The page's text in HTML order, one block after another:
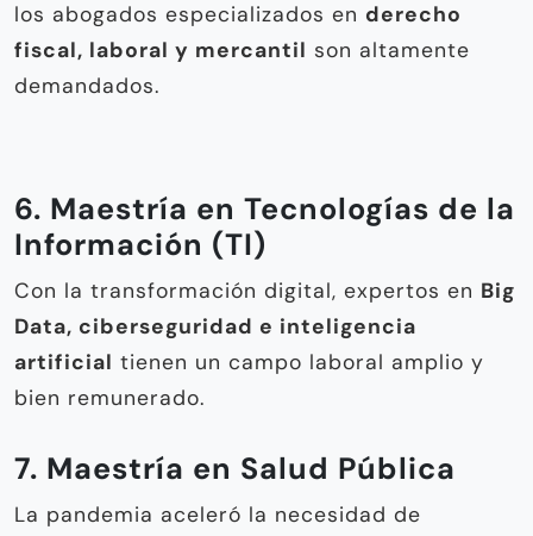
los abogados especializados en derecho
fiscal, laboral y mercantil son altamente
demandados.
6. Maestría en Tecnologías de la
Información (TI)
Con la transformación digital, expertos en Big
Data, ciberseguridad e inteligencia
artificial tienen un campo laboral amplio y
bien remunerado.
7. Maestría en Salud Pública
La pandemia aceleró la necesidad de